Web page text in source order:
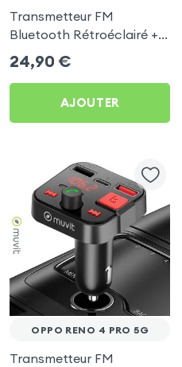
Transmetteur FM
Bluetooth Rétroéclairé +
Chargeur Voiture USB C
et USB - XO
24,90 €
AJOUTER
OPPO RENO 4 PRO 5G
Transmetteur FM